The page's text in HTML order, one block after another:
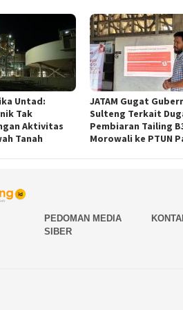
Untad:
Tak
Aktivitas
Tanah
JATAM Gugat
Sulteng Terkait
Pembiaran Tailing
Morowali ke PTUN
PEDOMAN MEDIA
SIBER